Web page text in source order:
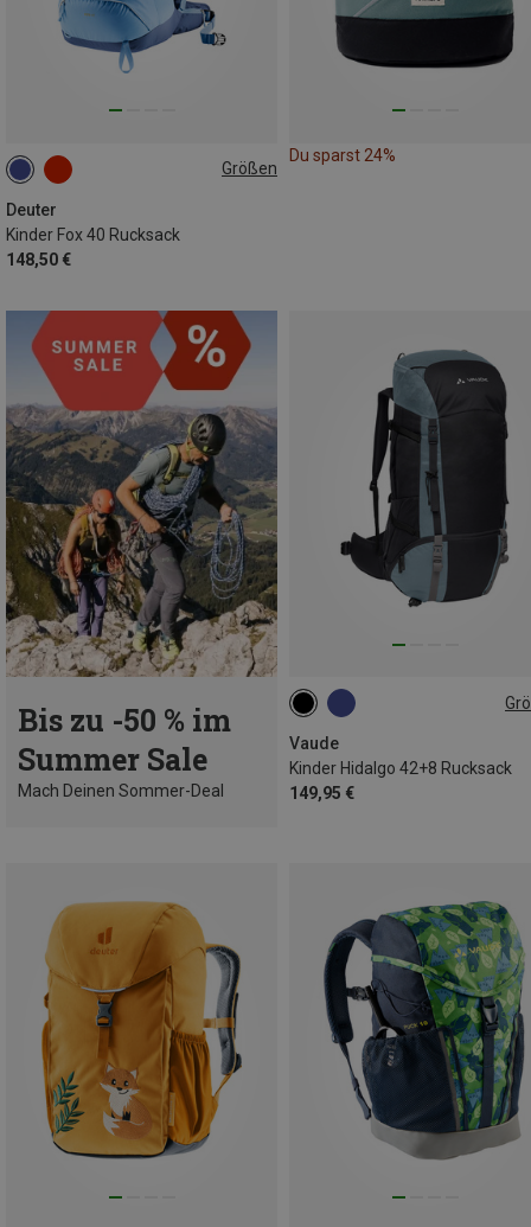
Größen
Deuter
Kinder Fox 40 Rucksack
148,50 €
40L
Du sparst 24%
Bis zu -50 % im
Summer Sale
Mach Deinen Sommer-Deal
Vaude
Kinder Hidalgo 42+8 Rucksack
149,95 €
42L+8L